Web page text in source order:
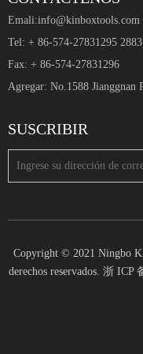
que pueda ajustar
cambian sus
¡Eleve su espacio de
hacer el diseño modular
Emali:info@kinboxtools.com
Tel: + 86-574-27831295
Fax: + 86-574-27831296
Agregar: No.1588 Jianggnan
SUSCRIBIR
Copyright © 2021 Ningbo
derechos reservados. 浙 ICP